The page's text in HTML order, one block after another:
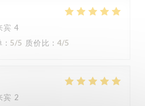
宾 4
: 5/5 质价比 : 4/5
宾 2